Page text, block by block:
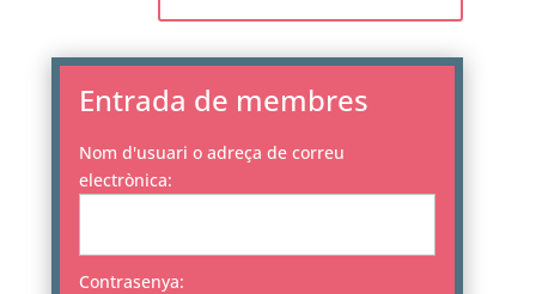
Entrada de membres
Nom d'usuari o adreça de correu
electrònica:
Contrasenya: